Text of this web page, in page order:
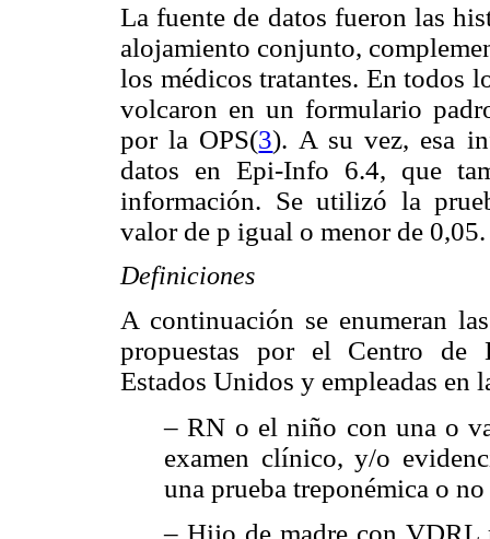
La fuente de datos fueron las
alojamiento conjunto,
los médicos tratantes. En todos
volcaron en un formulario
por la OPS(3). A su vez, esa
datos en Epi-Info 6.4, que
información. Se utilizó la
valor de p igual o menor de 0,05.
Definiciones
A continuación se enumeran
propuestas por el Centro de
Estados Unidos y empleadas en
– RN o el niño con una o
examen clínico, y/o
una prueba treponémica o
– Hijo de madre con VDRL